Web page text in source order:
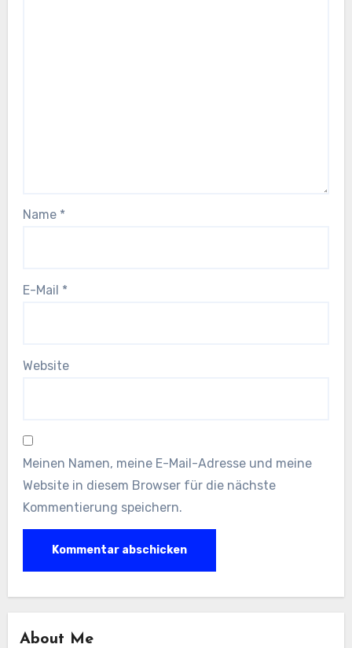
Name *
E-Mail *
Website
Meinen Namen, meine E-Mail-Adresse und meine
Website in diesem Browser für die nächste
Kommentierung speichern.
About Me